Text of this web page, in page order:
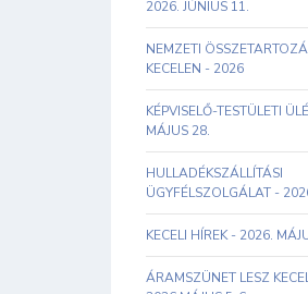
2026. JÚNIUS 11.
NEMZETI
KECELEN - 2026
KÉPVISELŐ-TESTÜLETI
MÁJUS 28.
HULLADÉKSZÁLLÍTÁSI
ÜGYFÉLSZOLGÁLAT -
KECELI HÍREK - 2026.
ÁRAMSZÜNET LESZ